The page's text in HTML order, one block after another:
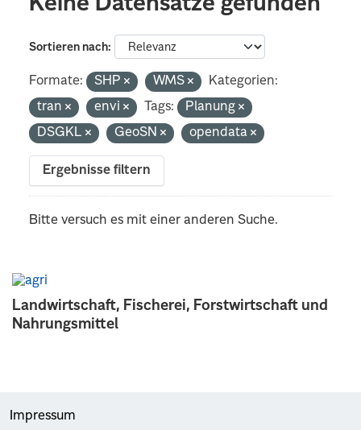
Landwirtschaft, Fischerei, Forstwirtschaft und
Nahrungsmittel
Keine Datensätze gefunden
Sortieren nach
Formate: SHP WMS
Kategorien:
tran
envi Tags:
Planung
DSGKL
GeoSN opendata
Ergebnisse filtern
Bitte versuch es mit einer anderen Suche.
Impressum